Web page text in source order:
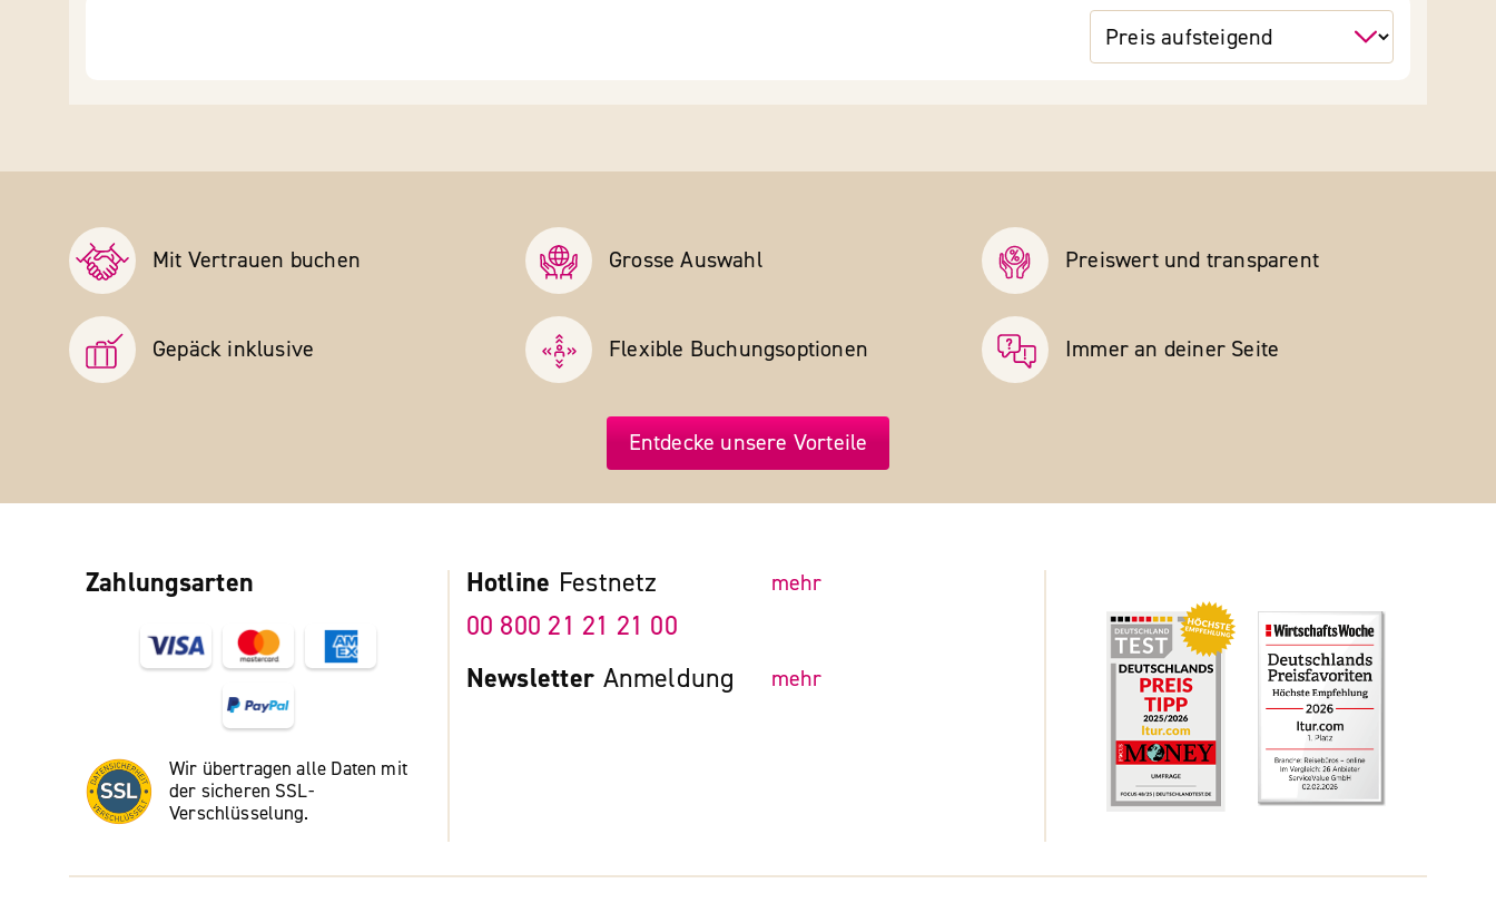
Mit Vertrauen buchen Grosse Auswahl Preiswert und transparent
Gepäck inklusive Flexible Buchungs­optionen Immer an deiner Seite
Entdecke unsere Vorteile
Zahlungsarten
Wir übertragen alle Daten mit
der sicheren SSL-
Verschlüsselung.
Hotline Festnetz mehr
00 800 21 21 21 00
Newsletter Anmeldung mehr